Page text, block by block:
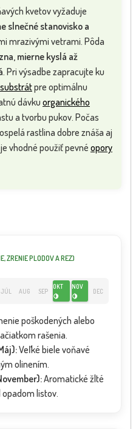
kvetov vyžaduje
slnečné stanovisko a
mrazivými vetrami. Pôda
mierne kyslá až
. Pri výsadbe zapracujte ku
pre optimálnu
dávku organického
a tvorbu pukov. Počas
rastlina dobre znáša aj
vhodné použiť pevné opory
ZRENIE PLODOV A REZ)
JÚL AUG SEP
OKT
🍋
NOV
🍋
DEC
poškodených alebo
rašenia.
Veľké biele voňavé
olinením.
Aromatické žlté
listov.